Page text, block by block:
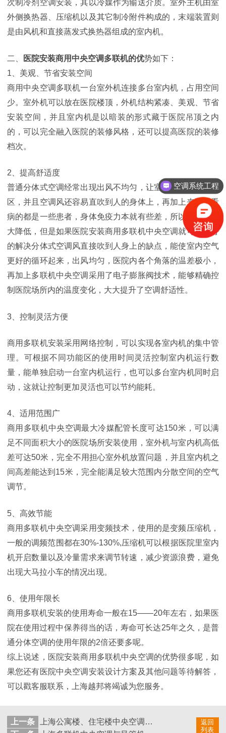
次制冷剂空调安装，其以冷媒作为输送介质。室外主机由室
外侧换热器、压缩机以及其它制冷附件构成的，末端装置则
是由风机和直接蒸发式换热器组成的室内机。
二、 医院安装商用中央空调多联机的优势如下：
1、美观、节省安装空间
商用中央空调多联机一台室外机连接多台室内机，占用空间
少。室外机可以放在医院楼顶，外机结构紧凑、美观、节省
安装空间，并且室内机是以暗装的形式藏于医院吊顶之内
的，可以完全融入医院的装修风格，还可以提高医院的装修
档次。
2、提高舒适度
普通分体式空调经常出现出风不均匀，让室内出现冷热温差
区，并且空调风还容易直吹到人的身体上，再加上来医院看
病的都是一些患者，身体免疫力本就有些差，所以舒适度大
大降低，但是如果医院安装商用多联机中央空调就可以很好
的解决分体式空调风直接吹到人身上的缺点，能使室内空气
更好的循环起来，出风均匀，医院内各个角落的温差极小，
再加上多联机中央空调采用了电子膨胀阀技术，能够精确控
制医院场所内的温度变化，大大提升了空调舒适性。
3、控制灵活方便
商用多联机安装采用网络控制，可以实现各室内机的集中管
理。可根据不同功能区的使用时间灵活控制室内机运行数
量，能单独启动一台室内机运行，也可以多台室内机同时启
动，这就让控制更加灵活也可以节约能耗。
4、适用范围广
商用多联机中央空调最大冷媒配管长度可达150米，可以满
足不同面积大小的医院场所安装使用，室外机与室内机高低
差可达50米，完全不用担心室外机放置问题，并且室内机之
间高差能达到15米，完全能满足较大范围内分散空间的空气
调节。
5、高效节能
商用多联机中央空调采用变频技术，使用的是变频压缩机，
一般的调频范围都在30%-130%,压缩机可以根据医院里室内
机开启数量以及冷量需求来调节转速，减少资源浪费，避免
出现大马拉小车的情况出现。
6、使用年限长
商用多联机安装的使用寿命一般在15——20年左右，如果医
院在使用过程中保养得当的话，寿命可长达25年之久，是普
通分体空调的使用年限的2倍还要多呢。
综上说述，医院安装商用多联机中央空调的优势很多呢，如
果您还有医院中央空调安装设计方案及其他问题等待解答，
可以戳客服联系，上海越邦将竭诚为您服务。
返回
列表
上一条
上海公寓楼、住宅楼中央空调安装注意事项
空调系统工程